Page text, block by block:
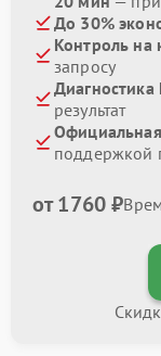
До 30%
Контроль на
запросу
результат
поддержкой
от 1760 ₽